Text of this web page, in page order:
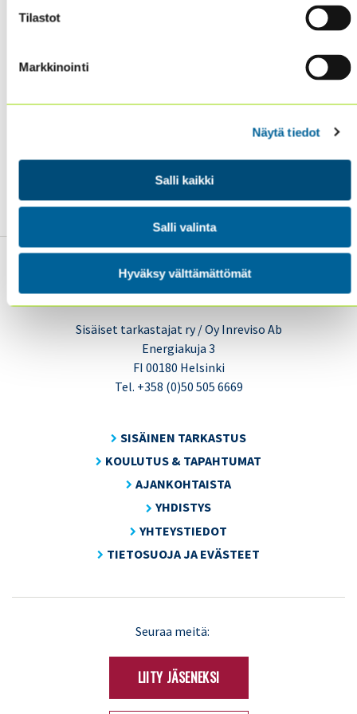
Tilastot
Markkinointi
Näytä tiedot
Salli kaikki
Salli valinta
Hyväksy välttämättömät
jäsenille.
➡️ Materiaalit löytyvät
(Jäsenalue > Toiminnot&prosessit > Tekoäly ja data-
jäseneduista ja jäseneksi liittymisestä!
Sisäiset tarkastajat ry / Oy Inreviso Ab
Energiakuja 3
FI 00180 Helsinki
Tel. +358 (0)50 505 6669
SISÄINEN TARKASTUS
KOULUTUS & TAPAHTUMAT
AJANKOHTAISTA
YHDISTYS
YHTEYSTIEDOT
TIETOSUOJA JA EVÄSTEET
Seuraa meitä:
LIITY JÄSENEKSI